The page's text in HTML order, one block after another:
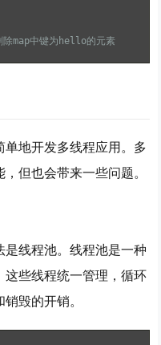
map中键为hello的元素
地开发多线程应用。多
但也会带来一些问题。
线程池。线程池是一种
些线程统一管理，循环
毁的开销。